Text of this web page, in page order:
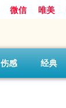
微信 唯美
伤感 经典